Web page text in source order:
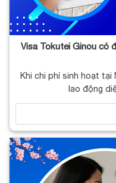
Visa Tokutei Ginou có
Khi chi phí sinh hoạt tại
lao động